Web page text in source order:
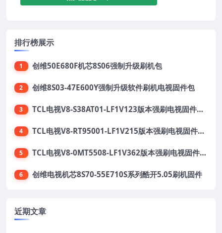
排行榜展示
1 创维50E680F机芯8S06强制升级刷机包
2 创维8S03-47E600Y强制升级软件刷机电视固件包
3 TCL电视V8-S38AT01-LF1V123版本强刷电视固件包下载
4 TCL电视V8-RT95001-LF1V215版本强刷电视固件包下载
5 TCL电视V8-0MT5508-LF1V362版本强刷电视固件包下载
6 创维电视机芯8S70-55E710S系列酷开5.05刷机固件
近期文章